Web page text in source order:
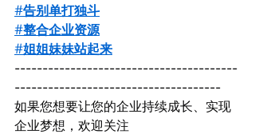
#告别单打独斗
#整合企业资源
#姐姐妹妹站起来
----------------------------------------
-------------------------------------
如果您想要让您的企业持续成长、实现
企业梦想，欢迎关注